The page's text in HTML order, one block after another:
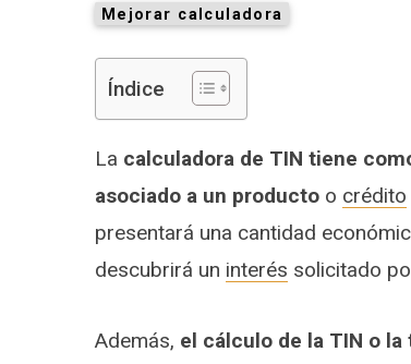
Mejorar calculadora
Índice
La calculadora de TIN tiene
asociado a un producto o crédito
presentará una cantidad
descubrirá un interés solicitado
Además, el cálculo de la TIN o